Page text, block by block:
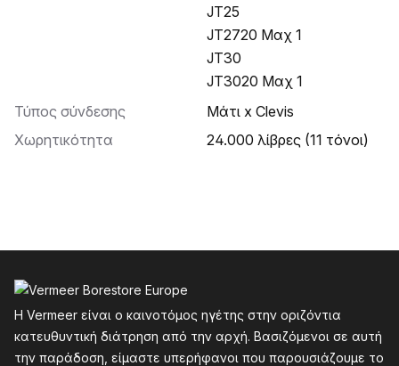
JT25
JT2720 Μαχ 1
JT30
JT3020 Μαχ 1
Τύπος σύνδεσης
Μάτι x Clevis
Χωρητικότητα
24.000 λίβρες (11 τόνοι)
Η Vermeer είναι ο καινοτόμος ηγέτης στην οριζόντια
κατευθυντική διάτρηση από την αρχή. Βασιζόμενοι σε αυτή
την παράδοση, είμαστε υπερήφανοι που παρουσιάζουμε το